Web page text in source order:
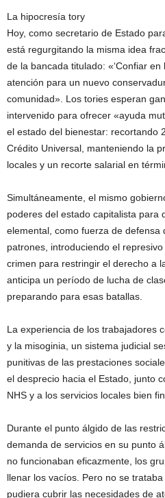
La hipocresía tory
Hoy, como secretario de Estado
está regurgitando la misma idea
de la bancada titulado: «‘Confiar en
atención para un nuevo
comunidad». Los tories esperan
intervenido para ofrecer «ayuda
el estado del bienestar: recortando
Crédito Universal, manteniendo la
locales y un recorte salarial en
Simultáneamente, el mismo
poderes del estado capitalista para
elemental, como fuerza de defensa
patrones, introduciendo el
crimen para restringir el derecho a
anticipa un período de lucha de
preparando para esas batallas.
La experiencia de los trabajadores
y la misoginia, un sistema judicial
punitivas de las prestaciones
el desprecio hacia el Estado, junto
NHS y a los servicios locales bien
Durante el punto álgido de las
demanda de servicios en su punto
no funcionaban eficazmente, los
llenar los vacíos. Pero no se
pudiera cubrir las necesidades de